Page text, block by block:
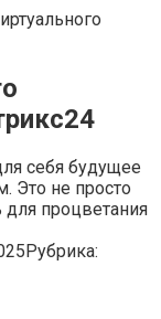
себя будущее
Это не просто
для процветания
Рубрика: